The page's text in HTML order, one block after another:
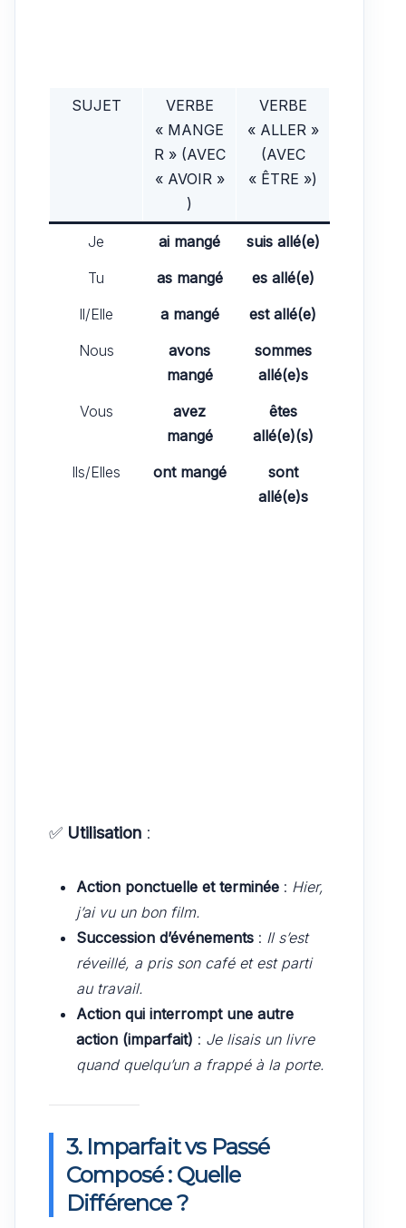
SUJET
VERBE
« MANGE
R » (AVEC
« AVOIR »
)
VERBE
« ALLER »
(AVEC
« ÊTRE »)
Je ai mangé
suis allé(e)
Tu
as mangé
es allé(e)
Il/Elle
a mangé
est allé(e)
Nous
avons
mangé
sommes
allé(e)s
Vous
avez
mangé
êtes
allé(e)(s)
Ils/Elles
ont mangé
sont
allé(e)s
✅ Utilisation :
Action ponctuelle et terminée : Hier,
j’ai vu un bon film.
Succession d’événements : Il s’est
réveillé, a pris son café et est parti
au travail.
Action qui interrompt une autre
action (imparfait) : Je lisais un livre
quand quelqu’un a frappé à la porte.
3. Imparfait vs Passé
Composé : Quelle
Différence ?